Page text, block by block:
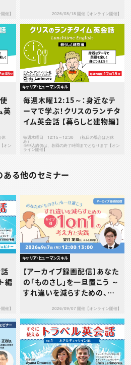
催】 2026/08/18 開催【オンライン開催】
英
オン
キャリア・ヒューマンスキル
毎週木曜12:15～：身近なテ
ーマで学ぶ！クリスのランチタ
イム英会話 【暮らしと建物編】
毎週木曜日 12:15～12:30 （祝日の場合はお休
み）
※申込締切は、各回の終了時間までとなります【オン
ライン開催】
ある他のセミナー
編
催】
キャリア・ヒューマンスキル
【アーカイブ録画配信】あなた
の「ものさし」を一旦置こう ～
すれ違いを減らすための、タ
2026/09/07 開催【オンライン開催】